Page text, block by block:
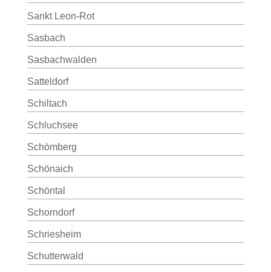
Sankt Leon-Rot
Sasbach
Sasbachwalden
Satteldorf
Schiltach
Schluchsee
Schömberg
Schönaich
Schöntal
Schorndorf
Schriesheim
Schutterwald